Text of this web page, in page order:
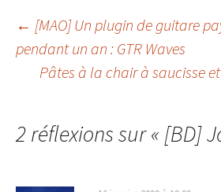
Navigation
des
articles
← [MAO] Un plugin de guitare
pendant un an : GTR Waves
Pâtes à la chair à saucisse
2 réflexions sur « [BD]